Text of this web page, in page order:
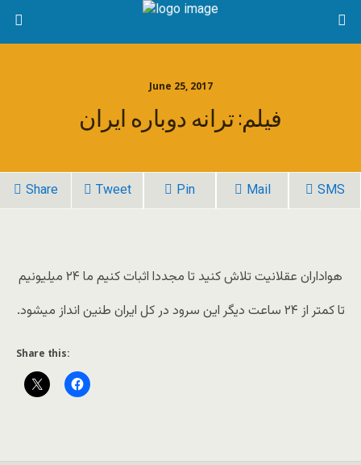
June 25, 2017
فیلم: ترانه دوباره ایران
Share Tweet Pin Mail SMS
هواداران عقلانیت تلاش کنید تا مجددا اثبات کنیم ما ۲۴ میلیونیم
تا کمتر از ٢۴ ساعت دیگر این سرود در کل ایران طنین انداز میشود.
Share this: